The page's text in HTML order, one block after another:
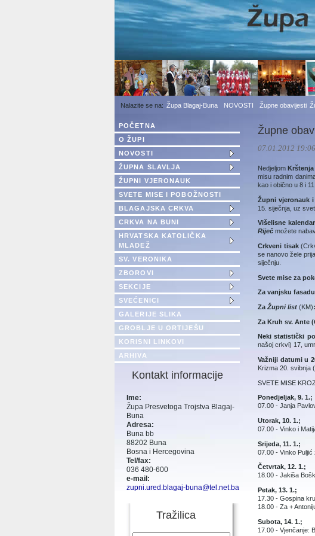
Župa Blagaj-Buna NOVOSTI Župne obavijesti
Župne
07.01.2012 19:06
Nedjeljom
misu radnim
kao i obično u 8 i 11
Župni vjeronauk
15. siječnja, uz
Višelisne
Riječ možete
Crkveni tisak
se nanovo žele
siječnju.
Svete mise za
Za vanjsku
Za Župni list (KM):
Za Kruh sv. Ante
Neki statistički
našoj crkvi) 17,
Važniji datumi u
Krizma 20. svibnja
SVETE MISE
Ponedjeljak, 9. 1.;
07.00 - Janja
Utorak, 10. 1.;
07.00 - Vinko i
Srijeda, 11. 1.;
07.00 - Vinko
Četvrtak, 12. 1.;
18.00 - Jakiša
Petak, 13. 1.;
17.30 - Gospina
18.00 - Za +
Subota, 14. 1.;
17.00 - Vjenčanje:
POČETNA
O ŽUPI
NOVOSTI
ŽUPNA SLAVLJA
ŽUPNI VJERONAUK
SVETE MISE I POBOŽNOSTI
BLAGAJSKA CRKVA
CRKVA NA BUNI
HRVATSKA KATOLIČKA
MLADEŽ
SV. VERONIKA
ZBOROVI
SEKCIJE
SVEĆENICI
GALERIJE SLIKA
GROBLJE U ORTIJEŠU
KORISNI LINKOVI
ARHIVA
Kontakt informacije
Ime:
Župa Presvetoga Trojstva Blagaj-
Buna
Adresa:
Buna bb
88202 Buna
Bosna i Hercegovina
Tel/fax:
036 480-600
e-mail:
zupni.ured.blagaj-buna@tel.net.ba
Tražilica